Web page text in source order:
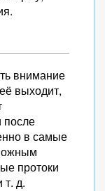
внимание
выходит,
после
в самые
протоки
т. д.